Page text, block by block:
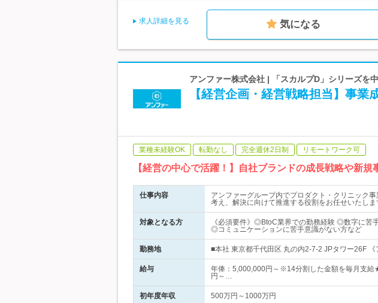
求人詳細を見る 気になる
アンファー株式会社 | 「スカルプD」シリーズを
【経営企画・経営戦略担当】事業
業種未経験OK 転勤なし 完全週休2日制 リモートワーク可
【経営の中心で活躍！】自社ブランドの成長戦略や新
仕事内容
アンファーグループ内でプロダクト・クリニック
考え、解決に向けて推進する役割をお任せいたしま
対象となる方
《必須要件》◎BtoC業界での勤務経験 ◎数字に
◎コミュニケーションに苦手意識がない方など
勤務地 ■本社 東京都千代田区 丸の内2-7-2 JPタワー26F
給与
年俸：5,000,000円～※14分割した金額を毎月支
円～…
初年度年収 500万円～1000万円